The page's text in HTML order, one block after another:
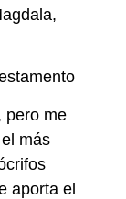
pero me
más
aporta el